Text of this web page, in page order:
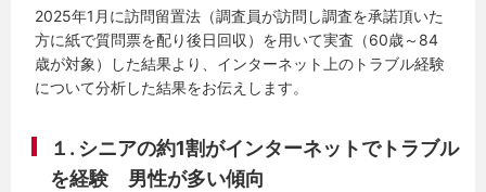
2025年1月に訪問留置法（調査員が訪問し調査を承諾頂いた
方に紙で質問票を配り後日回収）を用いて実査（60歳～84
歳が対象）した結果より、インターネット上のトラブル経験
について分析した結果をお伝えします。
１. シニアの約1割がインターネットでトラブル
を経験 男性が多い傾向